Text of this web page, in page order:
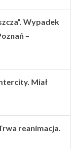
Wypadek
–
Miał
reanimacja.